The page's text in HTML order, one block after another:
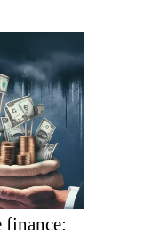
finance: